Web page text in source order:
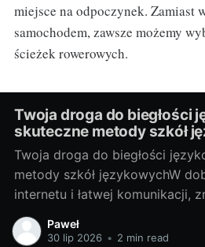
miejsce na odpoczynek. Zamiast
samochodem, zawsze możemy
ścieżek rowerowych.
Twoja droga do biegłości
skuteczne metody szkół
Twoja droga do biegłości
metody szkół językowychW
internetu i łatwej komunikacji,
obcych stała się prawie
na to, czy potrzebujesz go do
Paweł
30 lip 2026 • 2 min read